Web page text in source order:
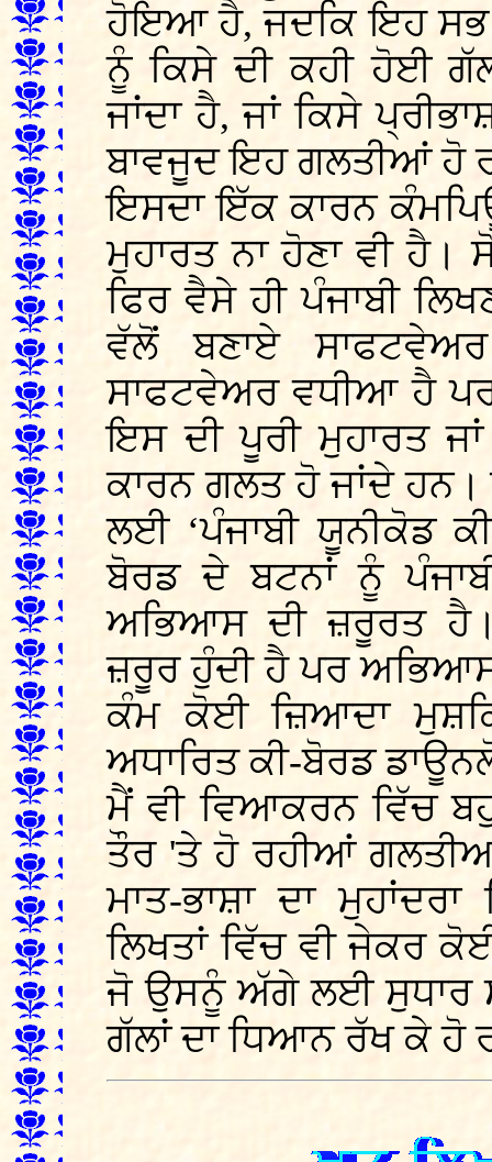
ਹੋਇਆ ਹੈ, ਜਦਕਿ ਇਹ ਸਭ
ਨੂੰ ਕਿਸੇ ਦੀ ਕਹੀ ਹੋਈ
ਜਾਂਦਾ ਹੈ, ਜਾਂ ਕਿਸੇ
ਬਾਵਜੂਦ ਇਹ ਗਲਤੀਆਂ ਹੋ
ਇਸਦਾ ਇੱਕ ਕਾਰਨ
ਮੁਹਾਰਤ ਨਾ ਹੋਣਾ ਵੀ
ਫਿਰ ਵੈਸੇ ਹੀ ਪੰਜਾਬੀ
ਵੱਲੋਂ ਬਣਾਏ
ਸਾਫਟਵੇਅਰ ਵਧੀਆ ਹੈ
ਇਸ ਦੀ ਪੂਰੀ ਮੁਹਾਰਤ
ਕਾਰਨ ਗਲਤ ਹੋ ਜਾਂਦੇ
ਲਈ ‘ਪੰਜਾਬੀ ਯੂਨੀਕੋਡ
ਬੋਰਡ ਦੇ ਬਟਨਾਂ ਨੂੰ
ਅਭਿਆਸ ਦੀ ਜ਼ਰੂਰਤ
ਜ਼ਰੂਰ ਹੁੰਦੀ ਹੈ ਪਰ
ਕੰਮ ਕੋਈ ਜ਼ਿਆਦਾ
ਅਧਾਰਿਤ ਕੀ-ਬੋਰਡ
ਮੈਂ ਵੀ ਵਿਆਕਰਨ ਵਿੱਚ
ਤੌਰ 'ਤੇ ਹੋ ਰਹੀਆਂ
ਮਾਤ-ਭਾਸ਼ਾ ਦਾ
ਲਿਖਤਾਂ ਵਿੱਚ ਵੀ ਜੇਕਰ
ਜੋ ਉਸਨੂੰ ਅੱਗੇ ਲਈ ਸੁਧਾਰ
ਗੱਲਾਂ ਦਾ ਧਿਆਨ ਰੱਖ ਕੇ ਹੋ